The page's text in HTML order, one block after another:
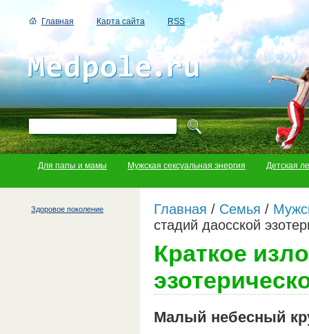
Главная Карта сайта RSS
Для папы и мамы Мужская сексуальная энергия Детская
Здоровое поколение Главная / Семья /
стадий даосской
Краткое
Малый небесный